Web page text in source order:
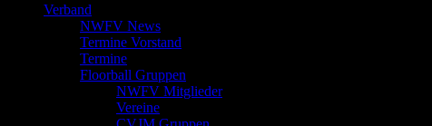
Verband
NWFV News
Termine Vorstand
Termine
Floorball Gruppen
NWFV Mitglieder
Vereine